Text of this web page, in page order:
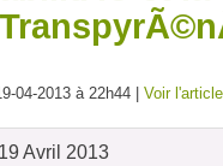
04-2013 à 22h44 | Voir l'article
Avril 2013